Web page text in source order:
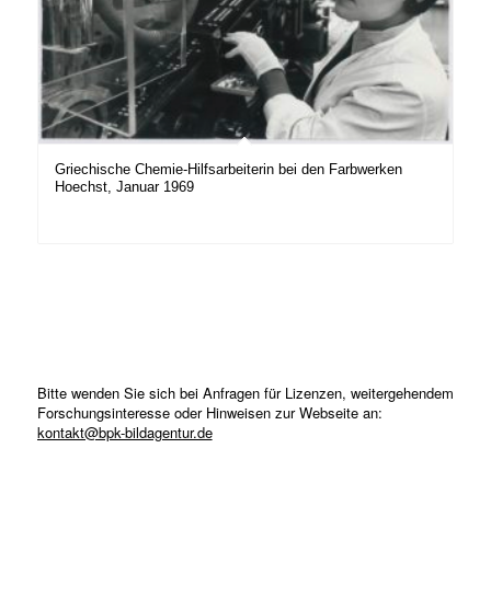
Griechische Chemie-Hilfsarbeiterin bei den Farbwerken
Hoechst, Januar 1969
Bitte wenden Sie sich bei Anfragen für Lizenzen, weitergehendem
Forschungsinteresse oder Hinweisen zur Webseite an:
kontakt@bpk-bildagentur.de